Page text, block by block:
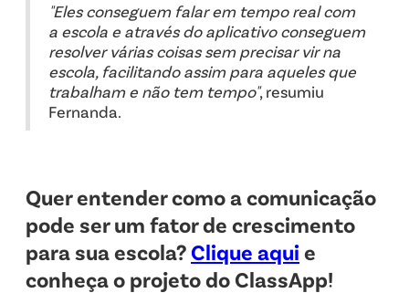
"Eles conseguem falar em tempo real com
a escola e através do aplicativo conseguem
resolver várias coisas sem precisar vir na
escola, facilitando assim para aqueles que
trabalham e não tem tempo", resumiu
Fernanda.
Quer entender como a comunicação
pode ser um fator de crescimento
para sua escola? Clique aqui e
conheça o projeto do ClassApp!